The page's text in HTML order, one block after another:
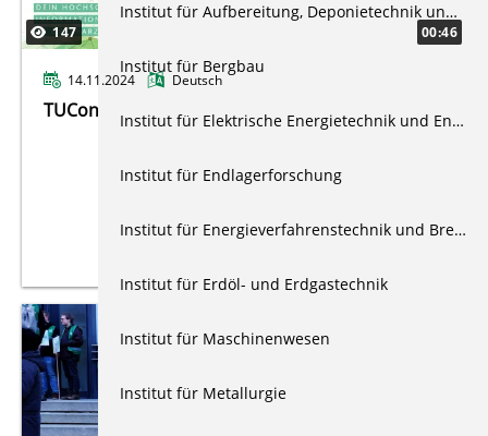
147 00:46
14.11.2024 Deutsch
TUConnect 2025
Institut für Aufbereitung, Deponietechnik und Geomechanik
Institut für Bergbau
Institut für Elektrische Energietechnik und Energiesysteme
Institut für Endlagerforschung
Institut für Energieverfahrenstechnik und Brennstofftechnik
Institut für Erdöl- und Erdgastechnik
Institut für Maschinenwesen
Institut für Metallurgie